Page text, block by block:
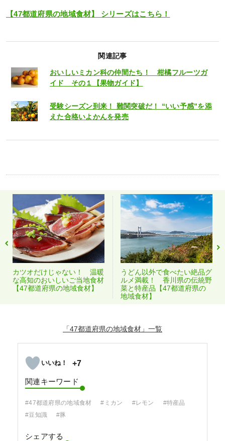
【47都道府県の地域食材】 シリーズはこちら！
関連記事
おいしいミカン科の仲間たち！ 柑橘フルーツガ
イド その１【果物ガイド】
受験シーズン到来！ 難関突破だ！ “いい予感”を添
えた合格いよかんを発売
カツオだけじゃない！ 温暖
な高知のおいしいご当地食材
【47都道府県の地域食材】
うどん以外で食べたい絶品グ
ルメ満載！ 香川県の伝統野
菜と特産品【47都道府県の
地域食材】
「47都道府県の地域食材」
+7
関連キーワード
#47都道府県の地域食材 #ミカン #レモン
#特産品
#豆知識
#豚
シェアする